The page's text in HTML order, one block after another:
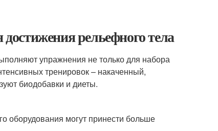
рельефного тела
упражнения не только для набора
тренировок – накаченный,
биодобавки и диеты.
оборудования могут принести больше